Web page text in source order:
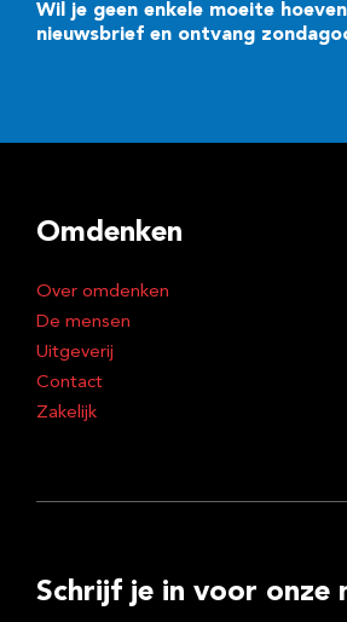
Wil je geen enkele moeite
nieuwsbrief en ontvang
Omdenken
Over omdenken
De mensen
Uitgeverij
Contact
Zakelijk
Schrijf je in voor onze